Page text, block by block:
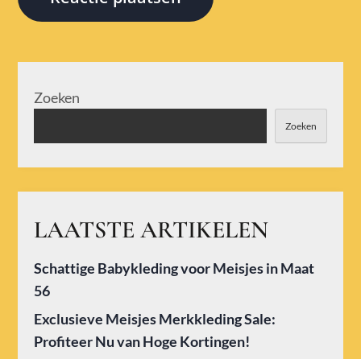
Zoeken
Zoeken
LAATSTE ARTIKELEN
Schattige Babykleding voor Meisjes in Maat
56
Exclusieve Meisjes Merkkleding Sale:
Profiteer Nu van Hoge Kortingen!